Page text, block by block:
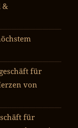
&
für
von
für